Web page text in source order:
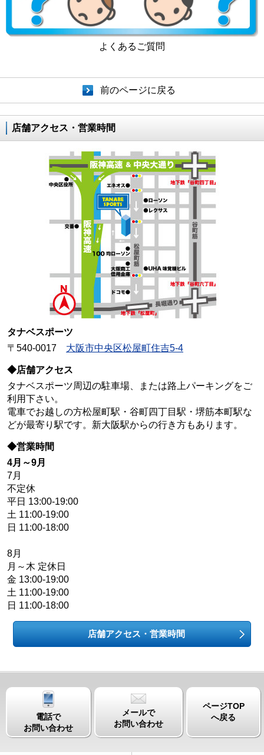
よくあるご質問
前のページに戻る
店舗アクセス・営業時間
タナベスポーツ
〒540-0017 大阪市中央区松屋町住吉5-4
◆店舗アクセス
タナベスポーツ周辺の駐車場、または路上パーキングをご
利用下さい。
電車でお越しの方松屋町駅・谷町四丁目駅・堺筋本町駅な
どが最寄り駅です。新大阪駅からの行き方もあります。
◆営業時間
4月～9月
7月
不定休
平日 13:00-19:00
土 11:00-19:00
日 11:00-18:00
8月
月～木 定休日
金 13:00-19:00
土 11:00-19:00
日 11:00-18:00
店舗アクセス・営業時間
電話で
お問い合わせ
メールで
お問い合わせ
ページTOP
へ戻る